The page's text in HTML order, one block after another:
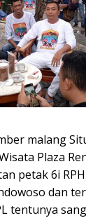
malang
Plaza
petak 6i
dan
tentunya